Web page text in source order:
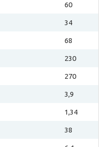
60
34
68
230
270
3,9
1,34
38